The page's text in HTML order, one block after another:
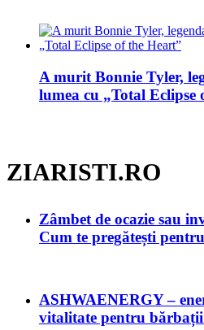
A murit Bonnie Tyler,
lumea cu „Total Eclipse
ZIARISTI.RO
Zâmbet de ocazie sau
Cum te pregătești
ASHWAENERGY –
vitalitate pentru